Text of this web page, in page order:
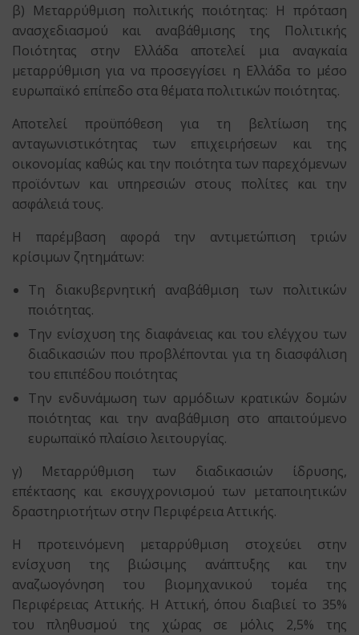
β) Μεταρρύθμιση πολιτικής ποιότητας: Η πρόταση
ανασχεδιασμού και αναβάθμισης της Πολιτικής
Ποιότητας στην Ελλάδα αποτελεί μια αναγκαία
μεταρρύθμιση για να προσεγγίσει η Ελλάδα το μέσο
ευρωπαϊκό επίπεδο στα θέματα πολιτικών ποιότητας.
Αποτελεί προϋπόθεση για τη βελτίωση της
ανταγωνιστικότητας των επιχειρήσεων και της
οικονομίας καθώς και την ποιότητα των παρεχόμενων
προϊόντων και υπηρεσιών στους πολίτες και την
ασφάλειά τους.
Η παρέμβαση αφορά την αντιμετώπιση τριών
κρίσιμων ζητημάτων:
Τη διακυβερνητική αναβάθμιση των πολιτικών
ποιότητας.
Την ενίσχυση της διαφάνειας και του ελέγχου των
διαδικασιών που προβλέπονται για τη διασφάλιση
του επιπέδου ποιότητας
Την ενδυνάμωση των αρμόδιων κρατικών δομών
ποιότητας και την αναβάθμιση στο απαιτούμενο
ευρωπαϊκό πλαίσιο λειτουργίας.
γ) Μεταρρύθμιση των διαδικασιών ίδρυσης,
επέκτασης και εκσυγχρονισμού των μεταποιητικών
δραστηριοτήτων στην Περιφέρεια Αττικής.
Η προτεινόμενη μεταρρύθμιση στοχεύει στην
ενίσχυση της βιώσιμης ανάπτυξης και την
αναζωογόνηση του βιομηχανικού τομέα της
Περιφέρειας Αττικής. Η Αττική, όπου διαβιεί το 35%
του πληθυσμού της χώρας σε μόλις 2,5% της